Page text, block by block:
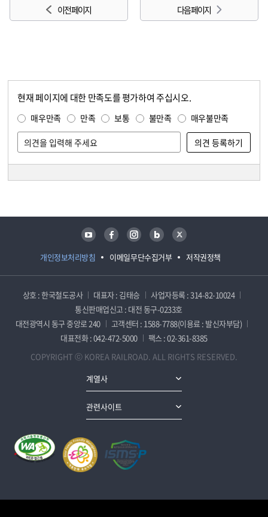
이전 페이지 다음 페이지
현재 페이지에 대한 만족도를 평가하여 주십시오.
매우만족 만족 보통 불만족 매우불만족
개인정보처리방침 이메일무단수집거부 저작권정책
유튜브 페이스북 인스타그램 블로그 트위터
상호 : 한국철도공사 대표자 : 김태승
사업자등록 : 314-82-10024
통신판매업신고 : 대전 동구-0233호
대전광역시 동구 중앙로 240
고객센터 : 1588-7788(이용료 : 발신자부담)
대표전화 : 042-472-5000
팩스 : 02-361-8385
COPYRIGHT ⓒ KOREA RAILROAD. ALL RIGHTS RESERVED.
계열사
관련사이트